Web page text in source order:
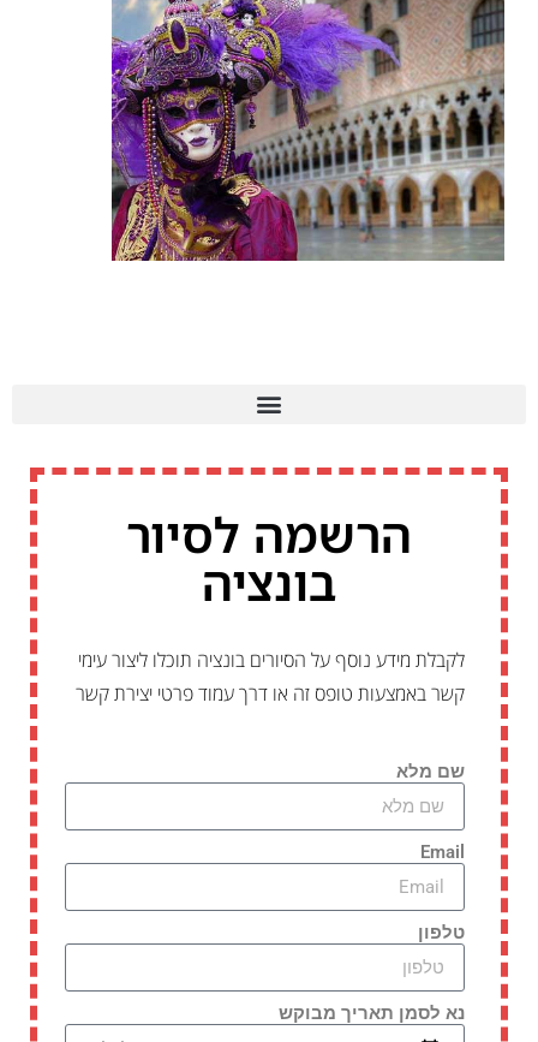
הרשמה לסיור
בונציה
לקבלת מידע נוסף על הסיורים בונציה תוכלו ליצור עימי
קשר באמצעות טופס זה או דרך עמוד פרטי יצירת קשר
שם מלא
Email
טלפון
נא לסמן תאריך מבוקש